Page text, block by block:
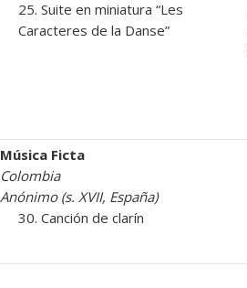
25. Suite en miniatura “Les
Caracteres de la Danse”
Música Ficta
Colombia
Anónimo (s. XVII, España)
30. Canción de clarín